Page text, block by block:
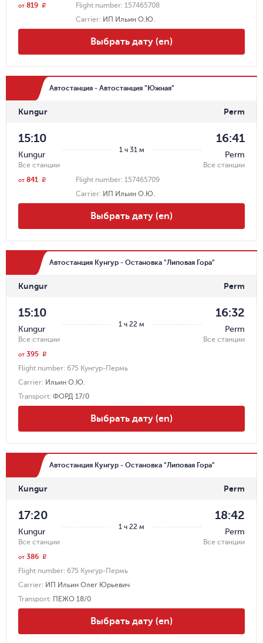
Flight number: 157465708
Carrier: ИП Ильин О.Ю.
от 819 r
Выбрать дату (en)
Автостанция - Автостанция "Южная"
Kungur Perm
1 ч 31 м
15:10
Kungur
Все станции
16:41
Perm
Все станции
Flight number: 157465709
Carrier: ИП Ильин О.Ю.
от 841 r
Выбрать дату (en)
Автостанция Кунгур - Остановка "Липовая Гора"
Kungur Perm
1 ч 22 м
15:10
Kungur
Все станции
16:32
Perm
Все станции
Flight number: 675 Кунгур-Пермь
Carrier: Ильин О.Ю.
Transport: ФОРД 17/0
от 395 r
Выбрать дату (en)
Автостанция Кунгур - Остановка "Липовая Гора"
Kungur Perm
1 ч 22 м
17:20
Kungur
Все станции
18:42
Perm
Все станции
Flight number: 675 Кунгур-Пермь
Carrier: ИП Ильин Олег Юрьевич
Transport: ПЕЖО 18/0
от 386 r
Выбрать дату (en)